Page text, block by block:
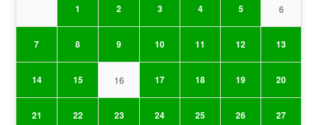
1 2 3 4 5 6
7 8 9 10 11 12 13
14 15 16 17 18 19 20
21 22 23 24 25 26 27